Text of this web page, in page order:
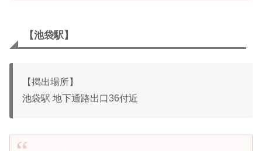
【池袋駅】
【掲出場所】
池袋駅 地下通路出口36付近